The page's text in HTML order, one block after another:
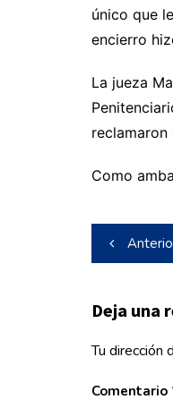
único que
encierro
La jueza
Como
de
Deja una
Tu dirección
Comentario